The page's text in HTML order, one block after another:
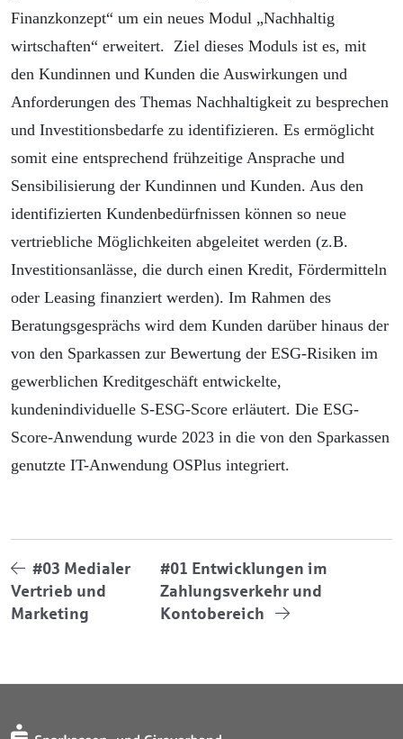
Finanzkonzept“ um ein neues Modul „Nachhaltig
wirtschaften“ erweitert. Ziel dieses Moduls ist es, mit
den Kundinnen und Kunden die Auswirkungen und
Anforderungen des Themas Nachhaltigkeit zu besprechen
und Investitionsbedarfe zu identifizieren. Es ermöglicht
somit eine entsprechend frühzeitige Ansprache und
Sensibilisierung der Kundinnen und Kunden. Aus den
identifizierten Kundenbedürfnissen können so neue
vertriebliche Möglichkeiten abgeleitet werden (z.B.
Investitionsanlässe, die durch einen Kredit, Fördermitteln
oder Leasing finanziert werden). Im Rahmen des
Beratungsgesprächs wird dem Kunden darüber hinaus der
von den Sparkassen zur Bewertung der ESG-Risiken im
gewerblichen Kreditgeschäft entwickelte,
kundenindividuelle S-ESG-Score erläutert. Die ESG-
Score-Anwendung wurde 2023 in die von den Sparkassen
genutzte IT-Anwendung OSPlus integriert.
#03 Medialer
Vertrieb und
Marketing
#01 Entwicklungen im
Zahlungsverkehr und
Kontobereich